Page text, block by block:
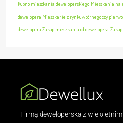
Kupno mieszkania deweloperskiego Mieszkania na
dewelopera Mieszkanie z rynku wtórnego czy
dewelopera Zakup mieszkania od dewelopera
Firmą deweloperska z